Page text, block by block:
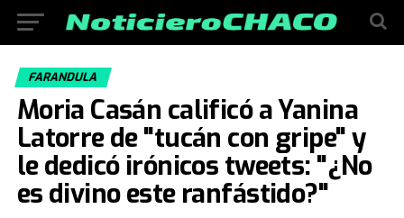
FARANDULA
Moria Casán calificó a Yanina
Latorre de "tucán con gripe" y
le dedicó irónicos tweets: "¿No
es divino este ranfástido?"